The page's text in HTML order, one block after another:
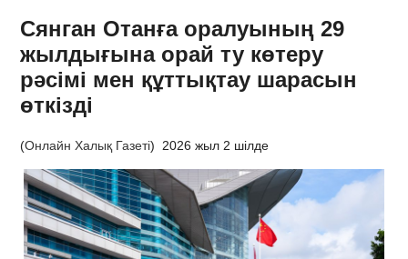
Сянган Отанға оралуының 29
жылдығына орай ту көтеру
рәсімі мен құттықтау шарасын
өткізді
(Онлайн Халық Газеті) 2026 жыл 2 шілде